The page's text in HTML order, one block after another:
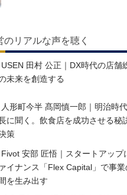
のリアルな声を聴く
USEN 田村 公正｜DX時代の店舗
未来を創造する
人形町今半 髙岡慎一郎｜明治時
に聞く。飲食店を成功させる秘
策
Fivot 安部 匠悟｜スタートアップ
ァイナンス「Flex Capital」で事
間を生み出す